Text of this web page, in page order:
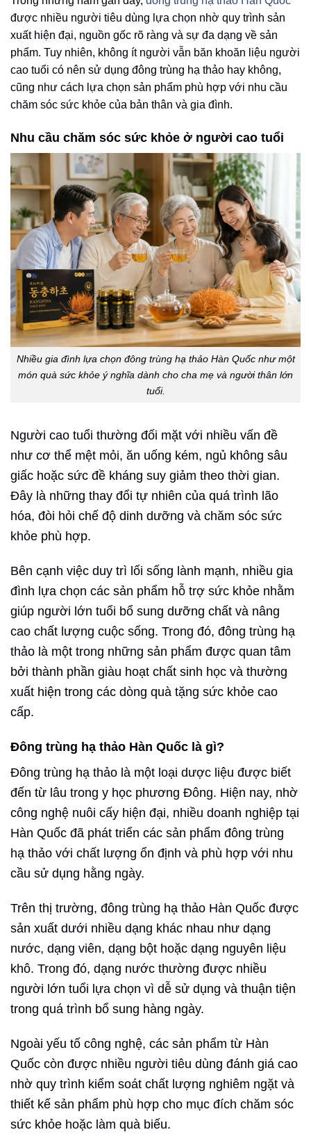
được nhiều người tiêu dùng lựa chọn nhờ quy trình sản
xuất hiện đại, nguồn gốc rõ ràng và sự đa dạng về sản
phẩm. Tuy nhiên, không ít người vẫn băn khoăn liệu người
cao tuổi có nên sử dụng đông trùng hạ thảo hay không,
cũng như cách lựa chọn sản phẩm phù hợp với nhu cầu
chăm sóc sức khỏe của bản thân và gia đình.
Nhu cầu chăm sóc sức khỏe ở người cao tuổi
Nhiều gia đình lựa chọn đông trùng hạ thảo Hàn Quốc như một
món quà sức khỏe ý nghĩa dành cho cha mẹ và người thân lớn
tuổi.
Người cao tuổi thường đối mặt với nhiều vấn đề
như cơ thể mệt mỏi, ăn uống kém, ngủ không sâu
giấc hoặc sức đề kháng suy giảm theo thời gian.
Đây là những thay đổi tự nhiên của quá trình lão
hóa, đòi hỏi chế độ dinh dưỡng và chăm sóc sức
khỏe phù hợp.
Bên cạnh việc duy trì lối sống lành mạnh, nhiều gia
đình lựa chọn các sản phẩm hỗ trợ sức khỏe nhằm
giúp người lớn tuổi bổ sung dưỡng chất và nâng
cao chất lượng cuộc sống. Trong đó, đông trùng hạ
thảo là một trong những sản phẩm được quan tâm
bởi thành phần giàu hoạt chất sinh học và thường
xuất hiện trong các dòng quà tặng sức khỏe cao
cấp.
Đông trùng hạ thảo Hàn Quốc là gì?
Đông trùng hạ thảo là một loại dược liệu được biết
đến từ lâu trong y học phương Đông. Hiện nay, nhờ
công nghệ nuôi cấy hiện đại, nhiều doanh nghiệp tại
Hàn Quốc đã phát triển các sản phẩm đông trùng
hạ thảo với chất lượng ổn định và phù hợp với nhu
cầu sử dụng hằng ngày.
Trên thị trường, đông trùng hạ thảo Hàn Quốc được
sản xuất dưới nhiều dạng khác nhau như dạng
nước, dạng viên, dạng bột hoặc dạng nguyên liệu
khô. Trong đó, dạng nước thường được nhiều
người lớn tuổi lựa chọn vì dễ sử dụng và thuận tiện
trong quá trình bổ sung hàng ngày.
Ngoài yếu tố công nghệ, các sản phẩm từ Hàn
Quốc còn được nhiều người tiêu dùng đánh giá cao
nhờ quy trình kiểm soát chất lượng nghiêm ngặt và
thiết kế sản phẩm phù hợp cho mục đích chăm sóc
sức khỏe hoặc làm quà biếu.